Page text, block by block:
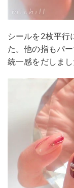
シールを2枚平行
た。他の指もパ
統一感をだしまし